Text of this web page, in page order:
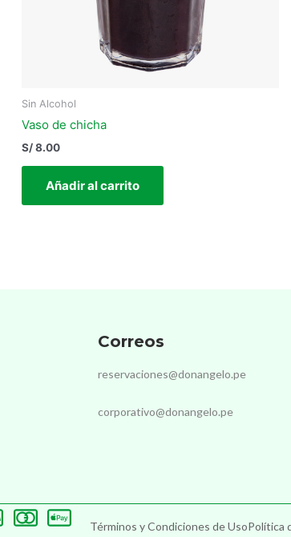
Sin Alcohol
Vaso de chicha
S/8.00
Añadir al carrito
Correos
reservaciones@donangelo.pe
corporativo@donangelo.pe
Términos y Condiciones de UsoPolítica